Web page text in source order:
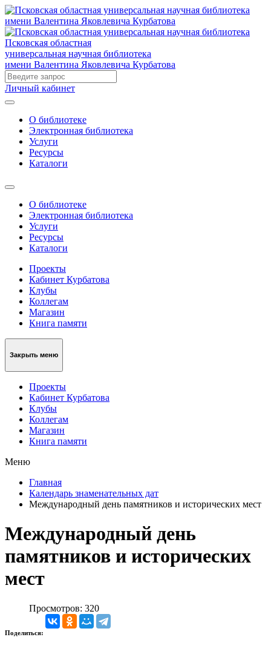
Псковская областная
универсальная научная библиотека
имени Валентина Яковлевича Курбатова
Личный кабинет
О библиотеке
Электронная библиотека
Услуги
Ресурсы
Каталоги
О библиотеке
Электронная библиотека
Услуги
Ресурсы
Каталоги
Проекты
Кабинет Курбатова
Клубы
Коллегам
Магазин
Книга памяти
Закрыть меню
Проекты
Кабинет Курбатова
Клубы
Коллегам
Магазин
Книга памяти
Меню
Главная
Календарь знаменательных дат
Международный день памятников и исторических мест
Международный день
памятников и исторических
мест
Просмотров: 320
Поделиться: